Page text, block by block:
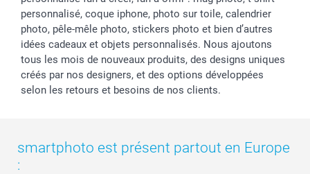
personnalisé, coque iphone, photo sur toile, calendrier
photo, pêle-mêle photo, stickers photo et bien d’autres
idées cadeaux et objets personnalisés. Nous ajoutons
tous les mois de nouveaux produits, des designs uniques
créés par nos designers, et des options développées
selon les retours et besoins de nos clients.
smartphoto est présent partout en Europe
: